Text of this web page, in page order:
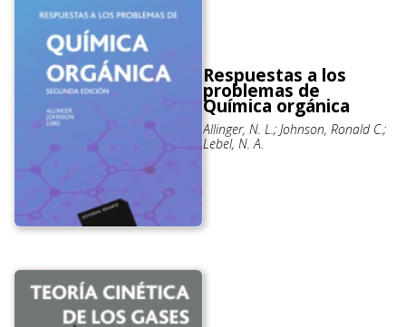
Respuestas a los
problemas de
Química orgánica
Allinger, N. L.; Johnson, Ronald C.;
Lebel, N. A.